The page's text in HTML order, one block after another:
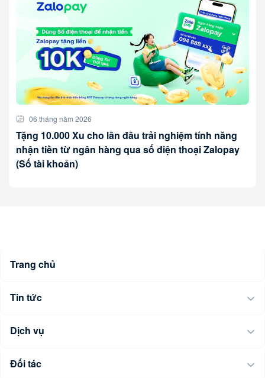
06 tháng năm 2026
Tặng 10.000 Xu cho lần đầu trải nghiệm tính năng
nhận tiền từ ngân hàng qua số điện thoại Zalopay
(Số tài khoản)
Trang chủ
Tin tức
Dịch vụ
Đối tác